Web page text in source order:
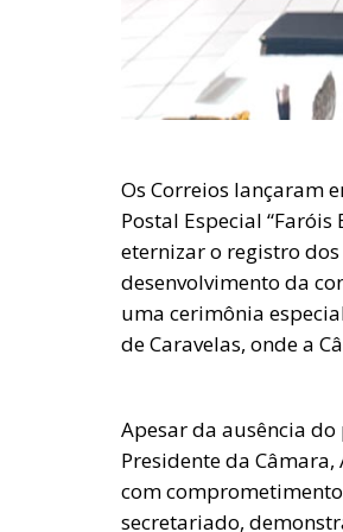
Os Correios lançaram
Postal Especial
eternizar o registro
desenvolvimento da
uma cerimônia
de Caravelas, onde a
Apesar da ausência
Presidente da
com
secretariado,